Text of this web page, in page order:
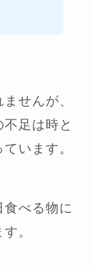
せんが、
足は時と
います。
べる物に
。